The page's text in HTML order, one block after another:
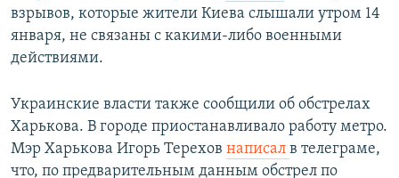
взрывов, которые жители Киева слышали утром 14
января, не связаны с какими-либо военными
действиями.
Украинские власти также сообщили об обстрелах
Харькова. В городе приостанавливало работу метро.
Мэр Харькова Игорь Терехов написал в телеграме,
что, по предварительным данным обстрел по